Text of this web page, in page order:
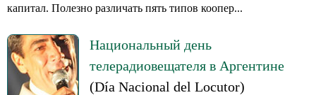
капитал. Полезно различать пять типов коопер...
Национальный день
телерадиовещателя в Аргентине
(Día Nacional del Locutor)